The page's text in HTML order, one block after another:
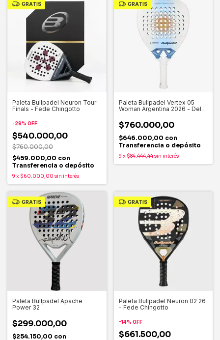
GRATIS
Paleta Bullpadel Neuron Tour
Finals - Fede Chingotto
-29% OFF
$540.000,00
$760.000,00
$459.000,00 con
Transferencia o depósito
9 x $60.000,00 sin interés
GRATIS
Paleta Bullpadel Vertex 05
Woman Argentina 2026 - Delfi
$760.000,00
$646.000,00 con
Transferencia o depósito
9 x $84.444,44sin interés
GRATIS
Paleta Bullpadel Apache
Power 32
$299.000,00
$254.150,00 con
GRATIS
Paleta Bullpadel Neuron 02 26
- Fede Chingotto
-14% OFF
$661.500,00